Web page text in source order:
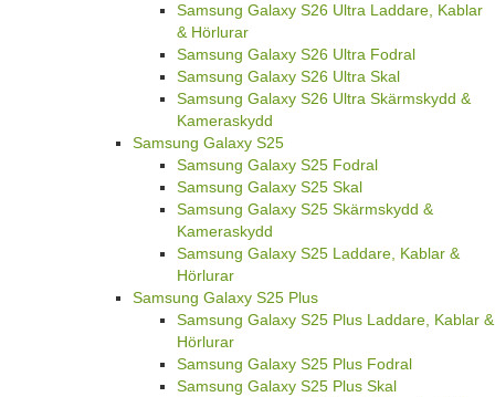
Samsung Galaxy S26 Ultra Laddare, Kablar
& Hörlurar
Samsung Galaxy S26 Ultra Fodral
Samsung Galaxy S26 Ultra Skal
Samsung Galaxy S26 Ultra Skärmskydd &
Kameraskydd
Samsung Galaxy S25
Samsung Galaxy S25 Fodral
Samsung Galaxy S25 Skal
Samsung Galaxy S25 Skärmskydd &
Kameraskydd
Samsung Galaxy S25 Laddare, Kablar &
Hörlurar
Samsung Galaxy S25 Plus
Samsung Galaxy S25 Plus Laddare, Kablar &
Hörlurar
Samsung Galaxy S25 Plus Fodral
Samsung Galaxy S25 Plus Skal